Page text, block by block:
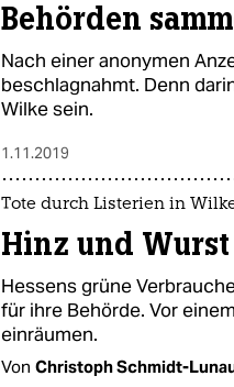
Behörden
Nach einer anonymen
beschlagnahmt. Denn
Wilke sein.
1.11.2019
Tote durch Listerien in
Hinz und Wurst
Hessens grüne
für ihre Behörde. Vor
einräumen.
Von Christoph Schmidt-